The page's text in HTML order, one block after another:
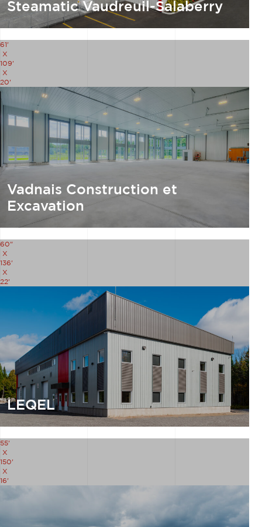
Steamatic Vaudreuil-Salaberry
61'
X
109'
X
20'
Vadnais Construction et
Excavation
60"
X
136'
X
22'
LEQEL
55'
X
150'
X
16'